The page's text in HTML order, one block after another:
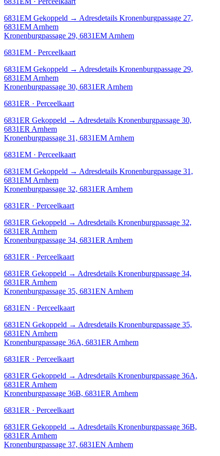
6831EM Gekoppeld → Adresdetails Kronenburgpassage 27,
6831EM Arnhem
Kronenburgpassage 29, 6831EM Arnhem
6831EM · Perceelkaart
6831EM Gekoppeld → Adresdetails Kronenburgpassage 29,
6831EM Arnhem
Kronenburgpassage 30, 6831ER Arnhem
6831ER · Perceelkaart
6831ER Gekoppeld → Adresdetails Kronenburgpassage 30,
6831ER Arnhem
Kronenburgpassage 31, 6831EM Arnhem
6831EM · Perceelkaart
6831EM Gekoppeld → Adresdetails Kronenburgpassage 31,
6831EM Arnhem
Kronenburgpassage 32, 6831ER Arnhem
6831ER · Perceelkaart
6831ER Gekoppeld → Adresdetails Kronenburgpassage 32,
6831ER Arnhem
Kronenburgpassage 34, 6831ER Arnhem
6831ER · Perceelkaart
6831ER Gekoppeld → Adresdetails Kronenburgpassage 34,
6831ER Arnhem
Kronenburgpassage 35, 6831EN Arnhem
6831EN · Perceelkaart
6831EN Gekoppeld → Adresdetails Kronenburgpassage 35,
6831EN Arnhem
Kronenburgpassage 36A, 6831ER Arnhem
6831ER · Perceelkaart
6831ER Gekoppeld → Adresdetails Kronenburgpassage 36A,
6831ER Arnhem
Kronenburgpassage 36B, 6831ER Arnhem
6831ER · Perceelkaart
6831ER Gekoppeld → Adresdetails Kronenburgpassage 36B,
6831ER Arnhem
Kronenburgpassage 37, 6831EN Arnhem